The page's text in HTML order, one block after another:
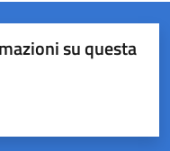
su questa